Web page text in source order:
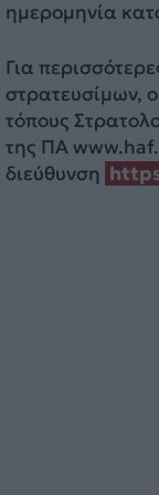
ημερομηνία
Για
στρατευσίμων,
τόπους
της ΠΑ
διεύθυνση